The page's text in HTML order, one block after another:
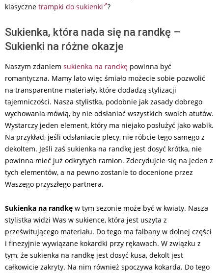
klasyczne trampki do sukienki ?
Sukienka, która nada się na randkę –
Sukienki na różne okazje
Naszym zdaniem sukienka na randkę powinna być
romantyczna. Mamy lato więc śmiało możecie sobie pozwolić
na transparentne materiały, które dodadzą stylizacji
tajemniczości. Nasza stylistka, podobnie jak zasady dobrego
wychowania mówią, by nie odsłaniać wszystkich swoich atutów.
Wystarczy jeden element, który ma niejako posłużyć jako wabik.
Na przykład, jeśli odsłaniacie plecy, nie róbcie tego samego z
dekoltem. Jeśli zaś sukienka na randkę jest dosyć krótka, nie
powinna mieć już odkrytych ramion. Zdecydujcie się na jeden z
tych elementów, a na pewno zostanie to docenione przez
Waszego przyszłego partnera.
Sukienka na randkę w tym sezonie może być w kwiaty. Nasza
stylistka widzi Was w sukience, która jest uszyta z
prześwitującego materiału. Do tego ma falbany w dolnej części
i finezyjnie wywiązane kokardki przy rękawach. W związku z
tym, że sukienka na randkę jest dosyć kusa, dekolt jest
całkowicie zakryty. Na nim również spoczywa kokarda. Do tego